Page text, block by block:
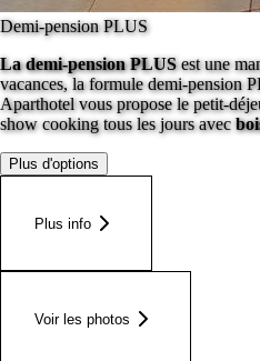
Demi-pension PLUS
La demi-pension PLUSest une
vacances, la formule demi-pension
Aparthotel vous propose le petit-
show cooking tous les jours avec
Plus d'options
Plus info
Voir les photos